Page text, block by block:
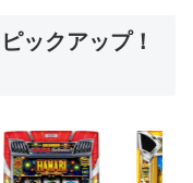
ックアップ！